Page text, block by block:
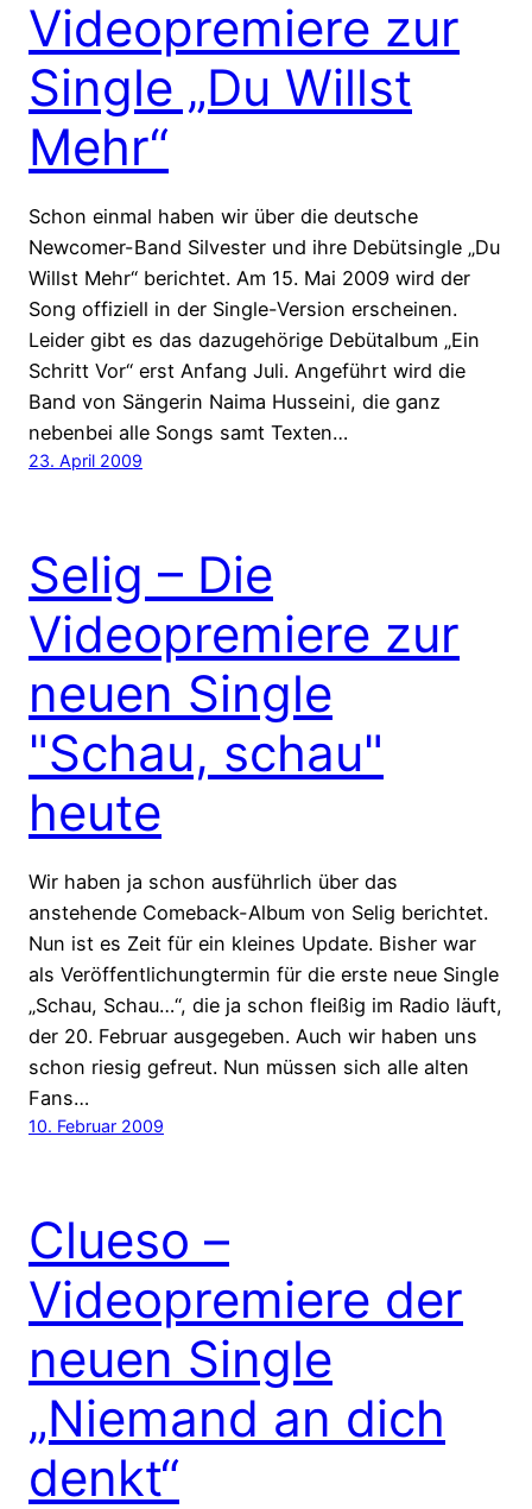
Videopremiere zur
Single „Du Willst
Mehr“
Schon einmal haben wir über die deutsche
Newcomer-Band Silvester und ihre Debütsingle „Du
Willst Mehr“ berichtet. Am 15. Mai 2009 wird der
Song offiziell in der Single-Version erscheinen.
Leider gibt es das dazugehörige Debütalbum „Ein
Schritt Vor“ erst Anfang Juli. Angeführt wird die
Band von Sängerin Naima Husseini, die ganz
nebenbei alle Songs samt Texten…
23. April 2009
Selig – Die
Videopremiere zur
neuen Single
"Schau, schau"
heute
Wir haben ja schon ausführlich über das
anstehende Comeback-Album von Selig berichtet.
Nun ist es Zeit für ein kleines Update. Bisher war
als Veröffentlichungtermin für die erste neue Single
„Schau, Schau…“, die ja schon fleißig im Radio läuft,
der 20. Februar ausgegeben. Auch wir haben uns
schon riesig gefreut. Nun müssen sich alle alten
Fans…
10. Februar 2009
Clueso –
Videopremiere der
neuen Single
„Niemand an dich
denkt“